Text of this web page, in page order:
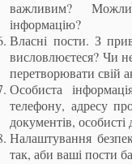
важливим?
інформацію?
Власні пости. З
висловлюєтеся? Чи
перетворювати свій
Особиста
телефону, адресу
документів, особисті
Налаштування
так, аби ваші пости